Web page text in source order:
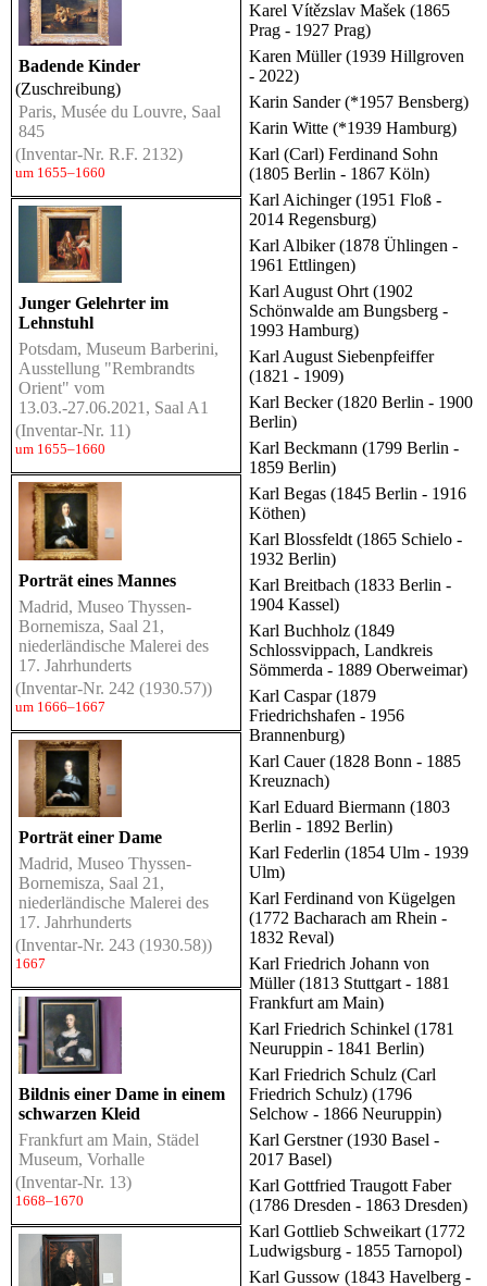
Badende Kinder
(Zuschreibung)
Paris, Musée du Louvre, Saal
845
(Inventar-Nr. R.F. 2132)
um 1655–1660
Junger Gelehrter im
Lehnstuhl
Potsdam, Museum Barberini,
Ausstellung "Rembrandts
Orient" vom
13.03.-27.06.2021, Saal A1
(Inventar-Nr. 11)
um 1655–1660
Porträt eines Mannes
Madrid, Museo Thyssen-
Bornemisza, Saal 21,
niederländische Malerei des
17. Jahrhunderts
(Inventar-Nr. 242 (1930.57))
um 1666–1667
Porträt einer Dame
Madrid, Museo Thyssen-
Bornemisza, Saal 21,
niederländische Malerei des
17. Jahrhunderts
(Inventar-Nr. 243 (1930.58))
1667
Bildnis einer Dame in einem
schwarzen Kleid
Frankfurt am Main, Städel
Museum, Vorhalle
(Inventar-Nr. 13)
1668–1670
Karel Vítězslav Mašek (1865
Prag - 1927 Prag)
Karen Müller (1939 Hillgroven
- 2022)
Karin Sander (*1957 Bensberg)
Karin Witte (*1939 Hamburg)
Karl (Carl) Ferdinand Sohn
(1805 Berlin - 1867 Köln)
Karl Aichinger (1951 Floß -
2014 Regensburg)
Karl Albiker (1878 Ühlingen -
1961 Ettlingen)
Karl August Ohrt (1902
Schönwalde am Bungsberg -
1993 Hamburg)
Karl August Siebenpfeiffer
(1821 - 1909)
Karl Becker (1820 Berlin - 1900
Berlin)
Karl Beckmann (1799 Berlin -
1859 Berlin)
Karl Begas (1845 Berlin - 1916
Köthen)
Karl Blossfeldt (1865 Schielo -
1932 Berlin)
Karl Breitbach (1833 Berlin -
1904 Kassel)
Karl Buchholz (1849
Schlossvippach, Landkreis
Sömmerda - 1889 Oberweimar)
Karl Caspar (1879
Friedrichshafen - 1956
Brannenburg)
Karl Cauer (1828 Bonn - 1885
Kreuznach)
Karl Eduard Biermann (1803
Berlin - 1892 Berlin)
Karl Federlin (1854 Ulm - 1939
Ulm)
Karl Ferdinand von Kügelgen
(1772 Bacharach am Rhein -
1832 Reval)
Karl Friedrich Johann von
Müller (1813 Stuttgart - 1881
Frankfurt am Main)
Karl Friedrich Schinkel (1781
Neuruppin - 1841 Berlin)
Karl Friedrich Schulz (Carl
Friedrich Schulz) (1796
Selchow - 1866 Neuruppin)
Karl Gerstner (1930 Basel -
2017 Basel)
Karl Gottfried Traugott Faber
(1786 Dresden - 1863 Dresden)
Karl Gottlieb Schweikart (1772
Ludwigsburg - 1855 Tarnopol)
Karl Gussow (1843 Havelberg -